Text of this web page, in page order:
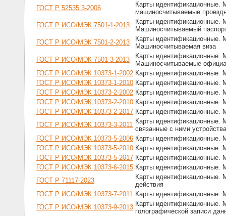
ГОСТ Р 52535.3-2006
Карты
машиносчитываемые
ГОСТ Р ИСО/МЭК 7501-1-2013
Карты идентификационные.
Машиносчитываемый
ГОСТ Р ИСО/МЭК 7501-2-2013
Карты идентификационные.
Машиносчитываемая виза
ГОСТ Р ИСО/МЭК 7501-3-2013
Карты идентификационные.
Машиносчитываемые
ГОСТ Р ИСО/МЭК 10373-1-2002 Карты идентификационные.
ГОСТ Р ИСО/МЭК 10373-1-2010 Карты идентификационные.
ГОСТ Р ИСО/МЭК 10373-2-2002 Карты идентификационные.
ГОСТ Р ИСО/МЭК 10373-2-2010 Карты идентификационные.
ГОСТ Р ИСО/МЭК 10373-2-2017 Карты идентификационные.
ГОСТ Р ИСО/МЭК 10373-3-2011 Карты идентификационные.
связанные с ними
ГОСТ Р ИСО/МЭК 10373-5-2006 Карты идентификационные.
ГОСТ Р ИСО/МЭК 10373-5-2010 Карты идентификационные.
ГОСТ Р ИСО/МЭК 10373-5-2017 Карты идентификационные.
ГОСТ Р ИСО/МЭК 10373-6-2015 Карты идентификационные.
ГОСТ Р 71117-2023
Карты идентификационные.
действия
ГОСТ Р ИСО/МЭК 10373-7-2011 Карты идентификационные.
ГОСТ Р ИСО/МЭК 10373-9-2013 Карты идентификационные.
голографической записи